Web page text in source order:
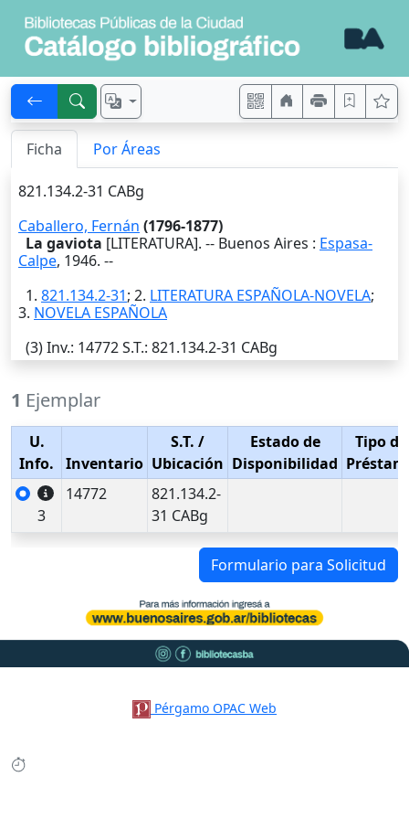
Ficha Por Áreas
821.134.2-31 CABg
Caballero, Fernán (1796-1877)
La gaviota [LITERATURA]. -- Buenos Aires : Espasa-
Calpe, 1946. --
1. 821.134.2-31; 2. LITERATURA ESPAÑOLA-NOVELA;
3. NOVELA ESPAÑOLA
(3)Inv.: 14772S.T.: 821.134.2-31 CABg
1 Ejemplar
U.
Info.
Inventario
S.T. /
Ubicación
Estado de
Disponibilidad
Tipo de
3
14772
821.134.2-
31 CABg
Formulario para Solicitud
Pérgamo OPAC Web